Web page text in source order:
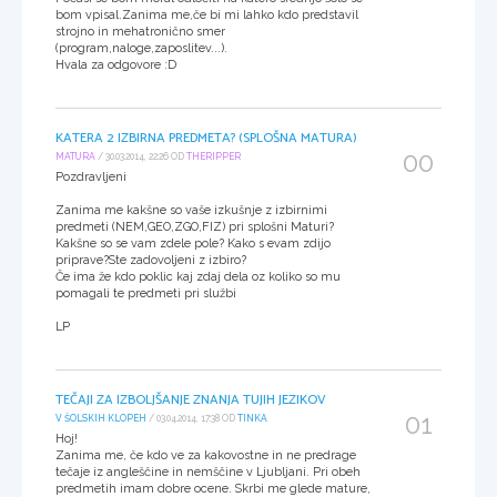
bom vpisal.Zanima me,če bi mi lahko kdo predstavil
strojno in mehatronično smer
(program,naloge,zaposlitev...).
Hvala za odgovore :D
KATERA 2 IZBIRNA PREDMETA? (SPLOŠNA MATURA)
MATURA / 30.03.2014, 22:26 OD THERIPPER
Pozdravljeni
Zanima me kakšne so vaše izkušnje z izbirnimi
predmeti (NEM,GEO,ZGO,FIZ) pri splošni Maturi?
Kakšne so se vam zdele pole? Kako s evam zdijo
priprave?Ste zadovoljeni z izbiro?
Če ima že kdo poklic kaj zdaj dela oz koliko so mu
pomagali te predmeti pri službi
LP
00
TEČAJI ZA IZBOLJŠANJE ZNANJA TUJIH JEZIKOV
V ŠOLSKIH KLOPEH / 03.04.2014, 17:38 OD TINKA
Hoj!
Zanima me, če kdo ve za kakovostne in ne predrage
tečaje iz angleščine in nemščine v Ljubljani. Pri obeh
predmetih imam dobre ocene. Skrbi me glede mature,
01